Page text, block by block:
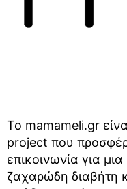
Το mamameli.gr
project που
επικοινωνία για
ζαχαρώδη διαβήτη